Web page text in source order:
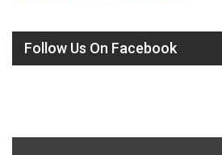
Follow Us On Facebook